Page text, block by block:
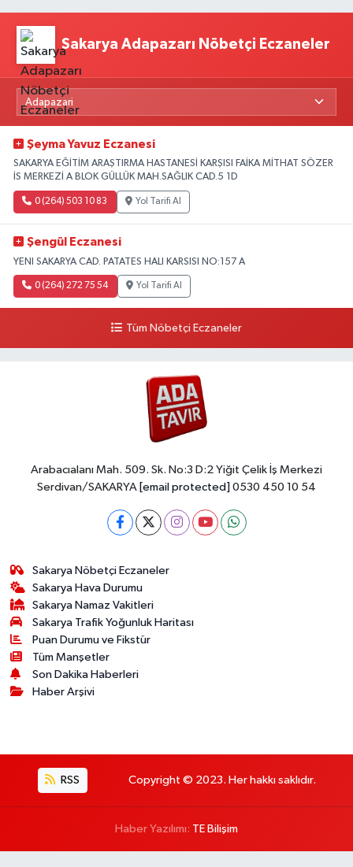
Sakarya Adapazarı Nöbetçi Eczaneler
Şeyma Yavuz Eczanesi
SAKARYA EĞİTİM ARAŞTIRMA HASTANESİ KARŞISI FAİKA MİTHAT SÖZER
İS MERKEZİ A BLOK GÜLLÜK MAH.SAĞLIK CAD.5 1D
0 (264) 503 10 83 Yol Tarifi Al
Şengül Eczanesi
YENI SAKARYA CAD. PATATES HALI KARSISI NO:157 A
0 (264) 272 75 54 Yol Tarifi Al
Tüm Nöbetçi Eczaneler
Arabacıalanı Mah. 509. Sk. No:3 D:2 Yiğit Çelik İş Merkezi
Serdivan/SAKARYA [email protected] 0530 450 10 54
Sakarya Nöbetçi Eczaneler
Sakarya Hava Durumu
Sakarya Namaz Vakitleri
Sakarya Trafik Yoğunluk Haritası
Puan Durumu ve Fikstür
Tüm Manşetler
Son Dakika Haberleri
Haber Arşivi
RSS Copyright © 2023. Her hakkı saklıdır.
Haber Yazılımı: TE Bilişim